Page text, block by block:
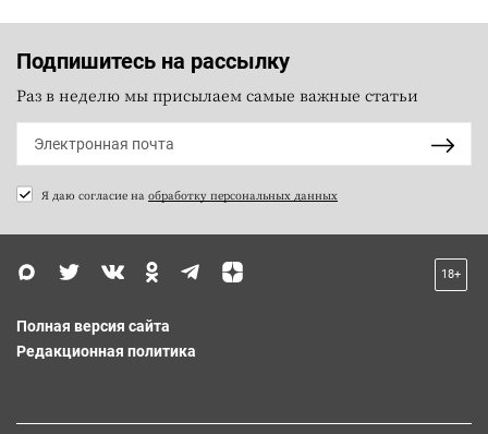
Подпишитесь на рассылку
Раз в неделю мы присылаем самые важные статьи
Я даю согласие на обработку персональных данных
18+
Полная версия сайта
Редакционная политика